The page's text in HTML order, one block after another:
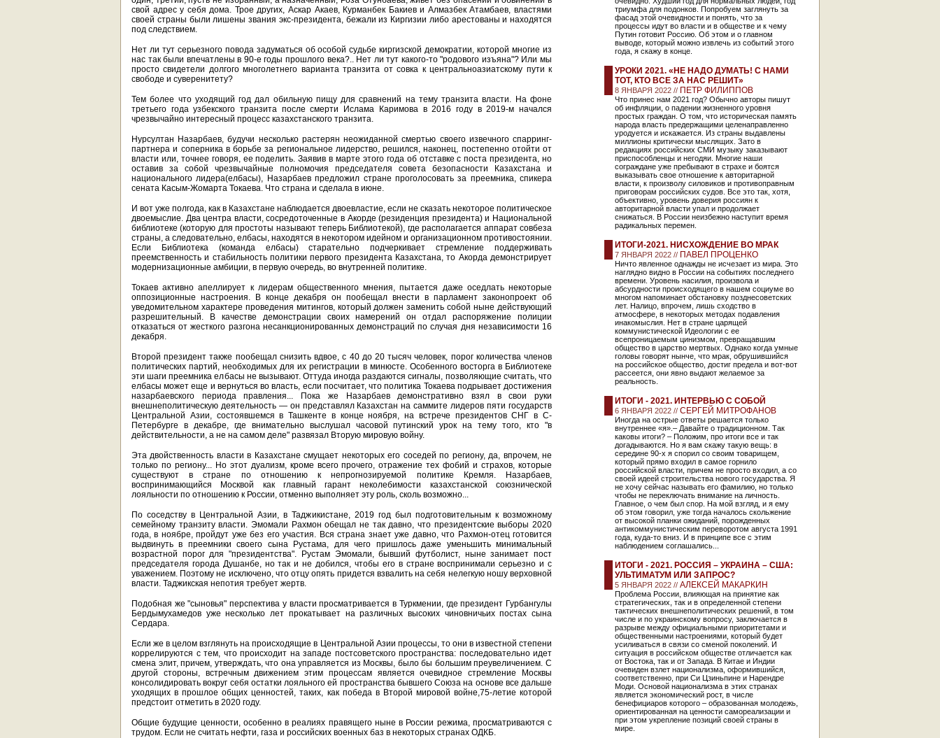
свой адрес у себя дома. Трое других, Аскар Акаев, Курманбек Бакиев и Алмазбек Атамбаев, властями
своей страны были лишены звания экс-президента, бежали из Киргизии либо арестованы и находятся
под следствием.
Нет ли тут серьезного повода задуматься об особой судьбе киргизской демократии, которой многие из
нас так были впечатлены в 90-е годы прошлого века?.. Нет ли тут какого-то "родового изъяна"? Или мы
просто свидетели долгого многолетнего варианта транзита от совка к центральноазиатскому пути к
свободе и суверенитету?
Тем более что уходящий год дал обильную пищу для сравнений на тему транзита власти. На фоне
третьего года узбекского транзита после смерти Ислама Каримова в 2016 году в 2019-м начался
чрезвычайно интересный процесс казахстанского транзита.
Нурсултан Назарбаев, будучи несколько растерян неожиданной смертью своего извечного спарринг-
партнера и соперника в борьбе за региональное лидерство, решился, наконец, постепенно отойти от
власти или, точнее говоря, ее поделить. Заявив в марте этого года об отставке с поста президента, но
оставив за собой чрезвычайные полномочия председателя совета безопасности Казахстана и
национального лидера(елбасы), Назарбаев предложил стране проголосовать за преемника, спикера
сената Касым-Жомарта Токаева. Что страна и сделала в июне.
И вот уже полгода, как в Казахстане наблюдается двоевластие, если не сказать некоторое политическое
двоемыслие. Два центра власти, сосредоточенные в Акорде (резиденция президента) и Национальной
библиотеке (которую для простоты называют теперь Библиотекой), где располагается аппарат совбеза
страны, а следовательно, елбасы, находятся в некотором идейном и организационном противостоянии.
Если Библиотека (команда елбасы) старательно подчеркивает стремление поддерживать
преемственность и стабильность политики первого президента Казахстана, то Акорда демонстрирует
модернизационные амбиции, в первую очередь, во внутренней политике.
Токаев активно апеллирует к лидерам общественного мнения, пытается даже оседлать некоторые
оппозиционные настроения. В конце декабря он пообещал внести в парламент законопроект об
уведомительном характере проведения митингов, который должен заменить собой ныне действующий
разрешительный. В качестве демонстрации своих намерений он отдал распоряжение полиции
отказаться от жесткого разгона несанкционированных демонстраций по случая дня независимости 16
декабря.
Второй президент также пообещал снизить вдвое, с 40 до 20 тысяч человек, порог количества членов
политических партий, необходимых для их регистрации в минюсте. Особенного восторга в Библиотеке
эти шаги преемника елбасы не вызывают. Оттуда иногда раздаются сигналы, позволяющие считать, что
елбасы может еще и вернуться во власть, если посчитает, что политика Токаева подрывает достижения
назарбаевского периода правления... Пока же Назарбаев демонстративно взял в свои руки
внешнеполитическую деятельность — он представлял Казахстан на саммите лидеров пяти государств
Центральной Азии, состоявшемся в Ташкенте в конце ноября, на встрече президентов СНГ в С-
Петербурге в декабре, где внимательно выслушал часовой путинский урок на тему того, кто "в
действительности, а не на самом деле" развязал Вторую мировую войну.
Эта двойственность власти в Казахстане смущает некоторых его соседей по региону, да, впрочем, не
только по региону... Но этот дуализм, кроме всего прочего, отражение тех фобий и страхов, которые
существуют в стране по отношению к непрогнозируемой политике Кремля. Назарбаев,
воспринимающийся Москвой как главный гарант неколебимости казахстанской союзнической
лояльности по отношению к России, отменно выполняет эту роль, сколь возможно...
По соседству в Центральной Азии, в Таджикистане, 2019 год был подготовительным к возможному
семейному транзиту власти. Эмомали Рахмон обещал не так давно, что президентские выборы 2020
года, в ноябре, пройдут уже без его участия. Вся страна знает уже давно, что Рахмон-отец готовится
выдвинуть в преемники своего сына Рустама, для чего пришлось даже уменьшить минимальный
возрастной порог для "президентства". Рустам Эмомали, бывший футболист, ныне занимает пост
председателя города Душанбе, но так и не добился, чтобы его в стране воспринимали серьезно и с
уважением. Поэтому не исключено, что отцу опять придется взвалить на себя нелегкую ношу верховной
власти. Таджикская непотия требует жертв.
Подобная же "сыновья" перспектива у власти просматривается в Туркмении, где президент Гурбангулы
Бердымухамедов уже несколько лет прокатывает на различных высоких чиновничьих постах сына
Сердара.
Если же в целом взглянуть на происходящие в Центральной Азии процессы, то они в известной степени
коррелируются с тем, что происходит на западе постсоветского пространства: последовательно идет
смена элит, причем, утверждать, что она управляется из Москвы, было бы большим преувеличением. С
другой стороны, встречным движением этим процессам является очевидное стремление Москвы
консолидировать вокруг себя остатки лояльного ей пространства бывшего Союза на основе все дальше
уходящих в прошлое общих ценностей, таких, как победа в Второй мировой войне,75-летие которой
предстоит отметить в 2020 году.
Общие будущие ценности, особенно в реалиях правящего ныне в России режима, просматриваются с
трудом. Если не считать нефти, газа и российских военных баз в некоторых странах ОДКБ.
триумфа для подонков. Попробуем заглянуть за
фасад этой очевидности и понять, что за
процессы идут во власти и в обществе и к чему
Путин готовит Россию. Об этом и о главном
выводе, который можно извлечь из событий этого
года, я скажу в конце.
УРОКИ 2021. «НЕ НАДО ДУМАТЬ! С НАМИ
ТОТ, КТО ВСЕ ЗА НАС РЕШИТ»
8 ЯНВАРЯ 2022 // ПЕТР ФИЛИППОВ
Что принес нам 2021 год? Обычно авторы пишут
об инфляции, о падении жизненного уровня
простых граждан. О том, что историческая память
народа власть предержащими целенаправленно
уродуется и искажается. Из страны выдавлены
миллионы критически мыслящих. Зато в
редакциях российских СМИ музыку заказывают
приспособленцы и негодяи. Многие наши
сограждане уже пребывают в страхе и боятся
выказывать свое отношение к авторитарной
власти, к произволу силовиков и противоправным
приговорам российских судов. Все это так, хотя,
объективно, уровень доверия россиян к
авторитарной власти упал и продолжает
снижаться. В России неизбежно наступит время
радикальных перемен.
ИТОГИ-2021. НИСХОЖДЕНИЕ ВО МРАК
7 ЯНВАРЯ 2022 // ПАВЕЛ ПРОЦЕНКО
Ничто явленное однажды не исчезает из мира. Это
наглядно видно в России на событиях последнего
времени. Уровень насилия, произвола и
абсурдности происходящего в нашем социуме во
многом напоминает обстановку позднесоветских
лет. Налицо, впрочем, лишь сходство в
атмосфере, в некоторых методах подавления
инакомыслия. Нет в стране царящей
коммунистической Идеологии с ее
всепроницаемым цинизмом, превращавшим
общество в царство мертвых. Однако когда умные
головы говорят нынче, что мрак, обрушившийся
на российское общество, достиг предела и вот-вот
рассеется, они явно выдают желаемое за
реальность.
ИТОГИ - 2021. ИНТЕРВЬЮ С СОБОЙ
6 ЯНВАРЯ 2022 // СЕРГЕЙ МИТРОФАНОВ
Иногда на острые ответы решается только
внутреннее «я».– Давайте о традиционном. Так
каковы итоги? – Положим, про итоги все и так
догадываются. Но я вам скажу такую вещь: в
середине 90-х я спорил со своим товарищем,
который прямо входил в самое горнило
российской власти, причем не просто входил, а со
своей идеей строительства нового государства. Я
не хочу сейчас называть его фамилию, но только
чтобы не переключать внимание на личность.
Главное, о чем был спор. На мой взгляд, и я ему
об этом говорил, уже тогда началось скольжение
от высокой планки ожиданий, порожденных
антикоммунистическим переворотом августа 1991
года, куда-то вниз. И в принципе все с этим
наблюдением соглашались...
ИТОГИ - 2021. РОССИЯ – УКРАИНА – США:
УЛЬТИМАТУМ ИЛИ ЗАПРОС?
5 ЯНВАРЯ 2022 // АЛЕКСЕЙ МАКАРКИН
Проблема России, влияющая на принятие как
стратегических, так и в определенной степени
тактических внешнеполитических решений, в том
числе и по украинскому вопросу, заключается в
разрыве между официальными приоритетами и
общественными настроениями, который будет
усиливаться в связи со сменой поколений. И
ситуация в российском обществе отличается как
от Востока, так и от Запада. В Китае и Индии
очевиден взлет национализма, оформившийся,
соответственно, при Си Цзиньпине и Нарендре
Моди. Основой национализма в этих странах
является экономический рост, в числе
бенефициаров которого – образованная молодежь,
ориентированная на ценности самореализации и
при этом укрепление позиций своей страны в
мире.